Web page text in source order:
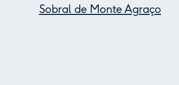
Sobral de Monte Agraço